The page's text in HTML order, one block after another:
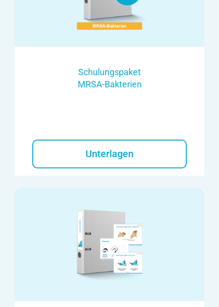
Schulungspaket
MRSA-Bakterien
Unterlagen